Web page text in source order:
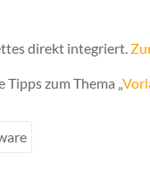
direkt integriert.
Tipps zum Thema „